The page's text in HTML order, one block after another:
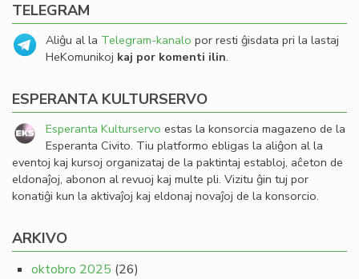
TELEGRAM
Aliĝu al la Telegram-kanalo por resti ĝisdata pri la lastaj
HeKomunikoj kaj por komenti ilin.
ESPERANTA KULTURSERVO
Esperanta Kulturservo estas la konsorcia magazeno de la
Esperanta Civito. Tiu platformo ebligas la aliĝon al la
eventoj kaj kursoj organizataj de la paktintaj establoj, aĉeton de
eldonaĵoj, abonon al revuoj kaj multe pli. Vizitu ĝin tuj por
konatiĝi kun la aktivaĵoj kaj eldonaj novaĵoj de la konsorcio.
ARKIVO
oktobro 2025 (26)